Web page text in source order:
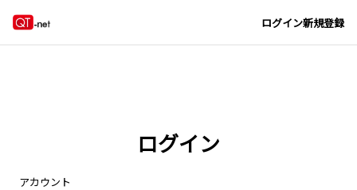
ログイン新規登録
ログイン
アカウント